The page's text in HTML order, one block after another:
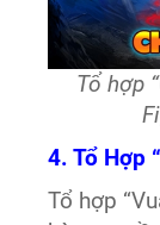
Tổ hợp
4. Tổ Hợp
Tổ hợp